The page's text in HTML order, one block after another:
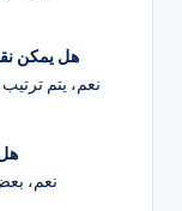
37. هل
نعم، يتم
نعم،